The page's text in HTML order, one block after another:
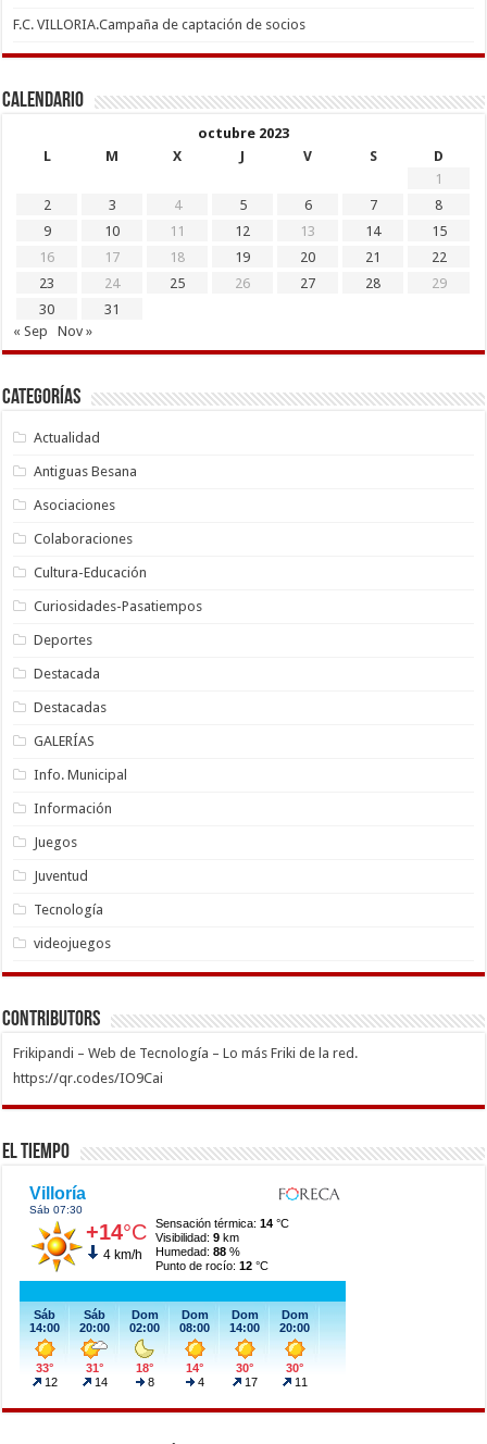
F.C. VILLORIA.Campaña de captación de socios
Calendario
octubre 2023
L
M X J V S
D
1
2
3 4 5 6 7
8
9
10 11 12 13 14
15
16
17 18 19 20 21
22
23
24 25 26 27 28
29
30
31
« Sep
Nov »
Categorías
Actualidad
Antiguas Besana
Asociaciones
Colaboraciones
Cultura-Educación
Curiosidades-Pasatiempos
Deportes
Destacada
Destacadas
GALERÍAS
Info. Municipal
Información
Juegos
Juventud
Tecnología
videojuegos
Contributors
Frikipandi – Web de Tecnología – Lo más Friki de la red.
https://qr.codes/IO9Cai
El Tiempo